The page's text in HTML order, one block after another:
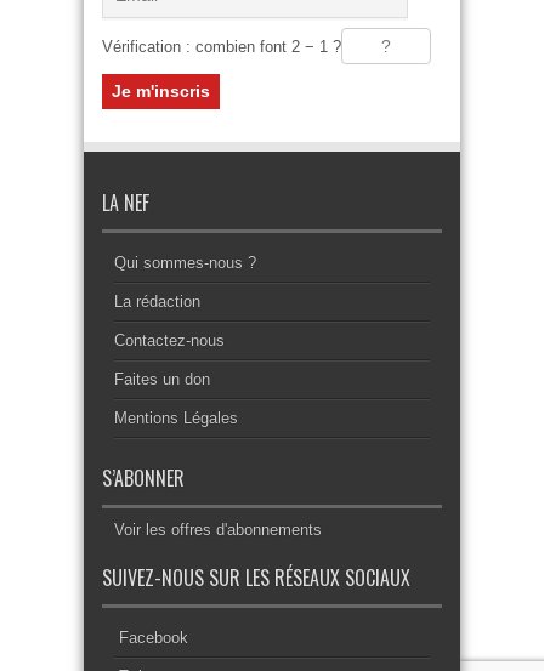
Vérification : combien font 2 − 1 ?
LA NEF
Qui sommes-nous ?
La rédaction
Contactez-nous
Faites un don
Mentions Légales
S’ABONNER
Voir les offres d'abonnements
SUIVEZ-NOUS SUR LES RÉSEAUX SOCIAUX
Facebook